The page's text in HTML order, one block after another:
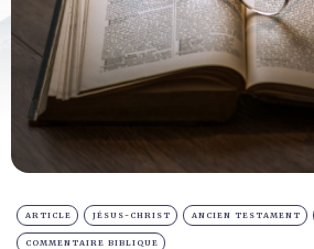
ARTICLE JÉSUS-CHRIST ANCIEN TESTAMENT
COMMENTAIRE BIBLIQUE